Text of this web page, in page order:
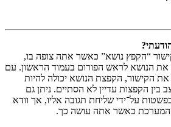
“הקפץ נושא” כאשר אתה צופה בו,
את הנושא לראש הפורום בעמוד הראשון. עם
הקישור, הקפצת הנושא יכולה להיות
בין הקפצות עדיין לא הסתיים. ניתן גם
על־ידי שליחת תגובה אליו, אך וודא
המערכת כאשר אתה עושה כך.